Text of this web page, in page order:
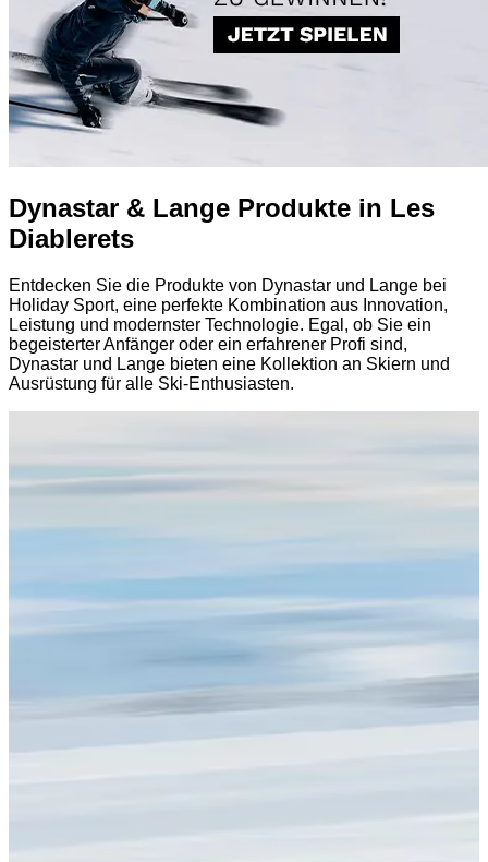
Dynastar & Lange Produkte in Les
Diablerets
Entdecken Sie die Produkte von Dynastar und Lange bei
Holiday Sport, eine perfekte Kombination aus Innovation,
Leistung und modernster Technologie. Egal, ob Sie ein
begeisterter Anfänger oder ein erfahrener Profi sind,
Dynastar und Lange bieten eine Kollektion an Skiern und
Ausrüstung für alle Ski-Enthusiasten.